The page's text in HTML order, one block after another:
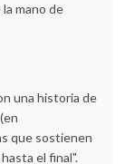
mano de
una historia de
que sostienen
el final".